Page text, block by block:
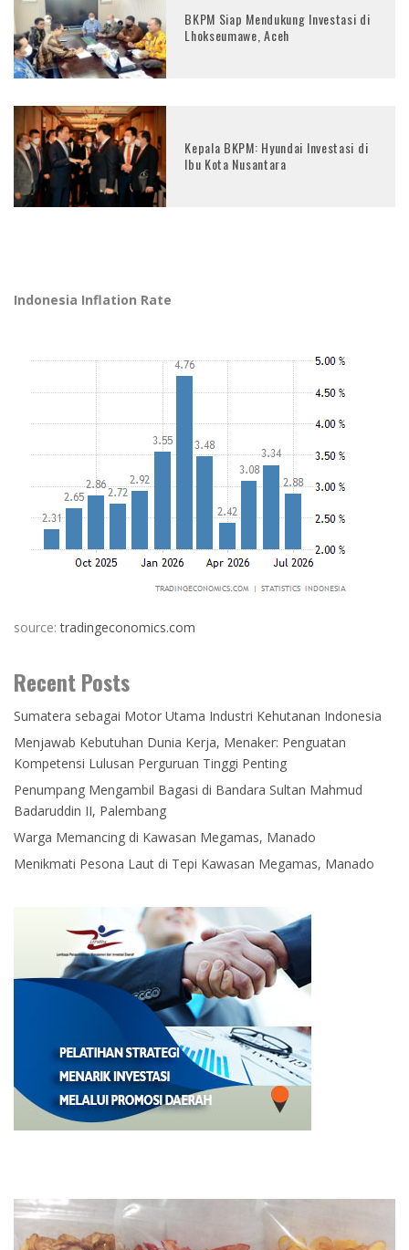
BKPM Siap Mendukung Investasi di
Lhokseumawe, Aceh
Kepala BKPM: Hyundai Investasi di
Ibu Kota Nusantara
Indonesia Inflation Rate
source:tradingeconomics.com
Recent Posts
Sumatera sebagai Motor Utama Industri Kehutanan Indonesia
Menjawab Kebutuhan Dunia Kerja, Menaker: Penguatan
Kompetensi Lulusan Perguruan Tinggi Penting
Penumpang Mengambil Bagasi di Bandara Sultan Mahmud
Badaruddin II, Palembang
Warga Memancing di Kawasan Megamas, Manado
Menikmati Pesona Laut di Tepi Kawasan Megamas, Manado